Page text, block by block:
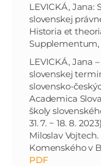
LEVICKÁ, Jana:
slovenskej
Historia et
Supplementum,
LEVICKÁ, Jana
slovenskej
slovensko-
Academica
školy
31. 7. − 18. 8.
Miloslav
Komenského v
PDF